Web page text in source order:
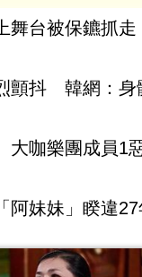
舞台被保鑣抓走
顫抖 韓網：身
咖樂團成員1
阿妹妹」睽違